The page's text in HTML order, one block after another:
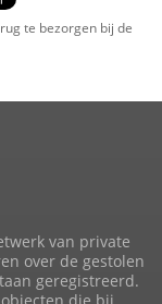
te bezorgen bij de
van private
over de gestolen
geregistreerd.
die bij